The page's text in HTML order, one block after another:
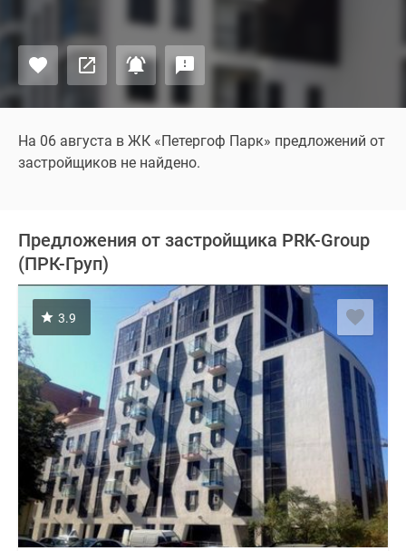
На 06 августа в ЖК «Петергоф Парк» предложений от
застройщиков не найдено.
Предложения от застройщика PRK-Group
(ПРК-Груп)
3.9